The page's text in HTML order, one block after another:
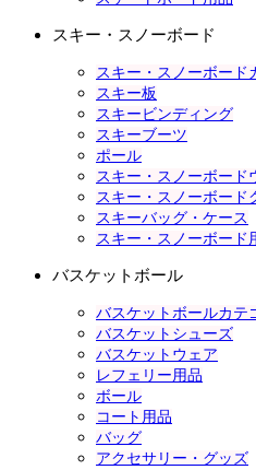
スキー・スノーボード
スキー・スノーボード
スキー板
スキービンディング
スキーブーツ
ポール
スキー・スノーボード
スキー・スノーボード
スキーバッグ・ケース
スキー・スノーボード
バスケットボール
バスケットボールカテ
バスケットシューズ
バスケットウェア
レフェリー用品
ボール
コート用品
バッグ
アクセサリー・グッズ